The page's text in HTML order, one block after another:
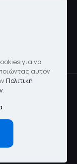
| Created By
για να
αυτόν
Πολιτική
.